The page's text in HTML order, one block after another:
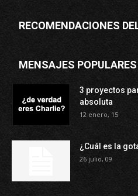
RECOMENDACIONES
MENSAJES POPULARES
3 proyectos
absoluta
12 enero, 15
¿Cuál es la
26 julio, 09